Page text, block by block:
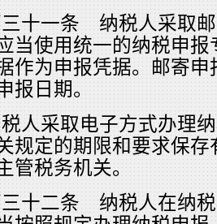
十一条 纳税人采取
当使用统一的纳税申
作为申报凭据。邮寄
报日期。
人采取电子方式办理
规定的期限和要求保
管税务机关。
十二条 纳税人在纳